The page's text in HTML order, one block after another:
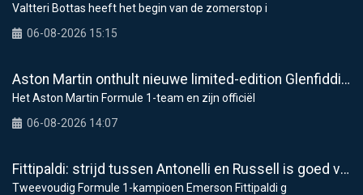
Valtteri Bottas heeft het begin van de zomerstop i
06-08-2026 15:15
Aston Martin onthult nieuwe limited-edition Glenfiddich-whisky
Het Aston Martin Formule 1-team en zijn officiël
06-08-2026 14:07
Fittipaldi: strijd tussen Antonelli en Russell is goed voor F1
Tweevoudig Formule 1-kampioen Emerson Fittipaldi g